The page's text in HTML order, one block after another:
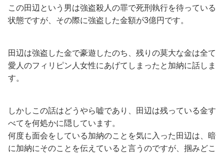
この田辺という男は強盗殺人の罪で死刑執行を待っている
状態ですが、その際に強盗した金額が3億円です。
田辺は強盗した金で豪遊したのち、残りの莫大な金は全て
愛人のフィリピン人女性にあげてしまったと加納に話しま
す。
しかしこの話はどうやら嘘であり、田辺は残っている金す
べてを何処かに隠しています。
何度も面会をしている加納のことを気に入った田辺は、暗
に加納にそのことを伝えていると言うのですが、掴みどこ